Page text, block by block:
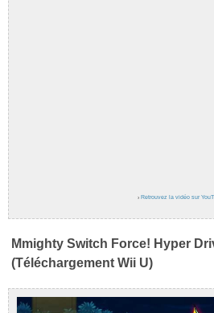
› Retrouvez la vidéo sur
Mmighty Switch Force! Hyper
(Téléchargement Wii U)